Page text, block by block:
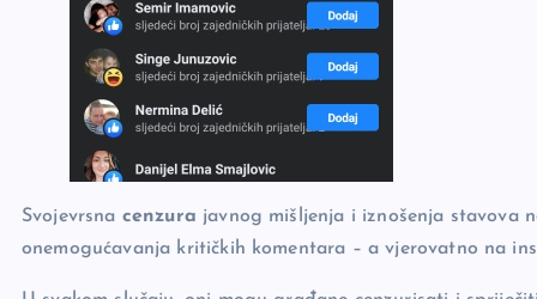
Svojevrsna cenzura javnog mišljenja i iznošenja stavova
onemogućavanja kritičkih komentara – a vjerovatno na